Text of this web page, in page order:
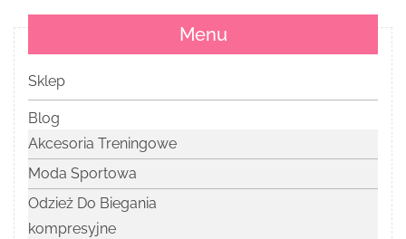
Menu
Sklep
Blog
Akcesoria Treningowe
Moda Sportowa
Odzież Do Biegania
kompresyjne